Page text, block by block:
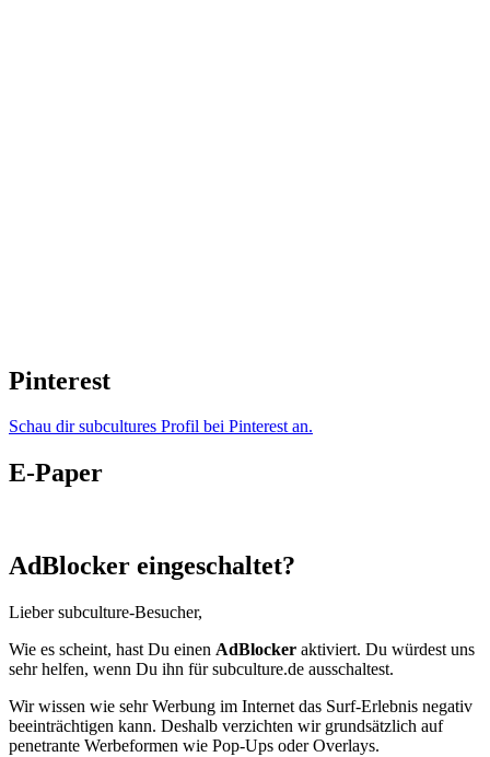
Pinterest
Schau dir subcultures Profil bei Pinterest an.
E-Paper
AdBlocker eingeschaltet?
Lieber subculture-Besucher,
Wie es scheint, hast Du einen AdBlocker aktiviert. Du würdest uns
sehr helfen, wenn Du ihn für subculture.de ausschaltest.
Wir wissen wie sehr Werbung im Internet das Surf-Erlebnis negativ
beeinträchtigen kann. Deshalb verzichten wir grundsätzlich auf
penetrante Werbeformen wie Pop-Ups oder Overlays.